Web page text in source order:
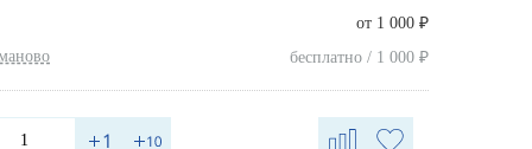
от 1 000 ₽
бесплатно / 1 000 ₽